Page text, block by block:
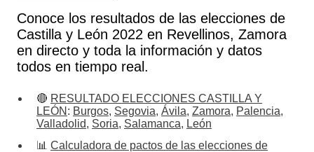
Conoce los resultados de las elecciones de
Castilla y León 2022 en Revellinos, Zamora
en directo y toda la información y datos
todos en tiempo real.
🔴 RESULTADO ELECCIONES CASTILLA Y
LEÓN : Burgos, Segovia, Ávila, Zamora, Palencia,
Valladolid, Soria, Salamanca, León
📊 Calculadora de pactos de las elecciones de